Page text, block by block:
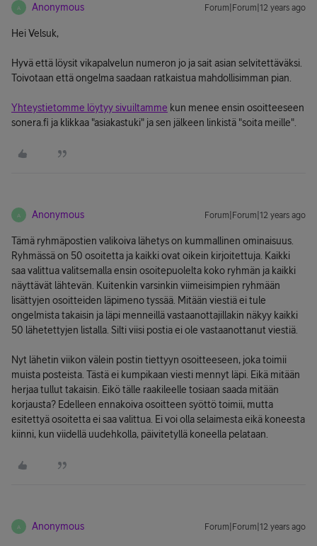
A Anonymous Forum|Forum|12 years ago
Hei Velsuk,
Hyvä että löysit vikapalvelun numeron jo ja sait asian selvitettäväksi.
Toivotaan että ongelma saadaan ratkaistua mahdollisimman pian.
Yhteystietomme löytyy sivuiltamme kun menee ensin osoitteeseen
sonera.fi ja klikkaa "asiakastuki" ja sen jälkeen linkistä "soita meille".
A Anonymous Forum|Forum|12 years ago
Tämä ryhmäpostien valikoiva lähetys on kummallinen ominaisuus.
Ryhmässä on 50 osoitetta ja kaikki ovat oikein kirjoitettuja. Kaikki
saa valittua valitsemalla ensin osoitepuolelta koko ryhmän ja kaikki
näyttävät lähtevän. Kuitenkin varsinkin viimeisimpien ryhmään
lisättyjen osoitteiden läpimeno tyssää. Mitään viestiä ei tule
ongelmista takaisin ja läpi menneillä vastaanottajillakin näkyy kaikki
50 lähetettyjen listalla. Silti viisi postia ei ole vastaanottanut viestiä.
Nyt lähetin viikon välein postin tiettyyn osoitteeseen, joka toimii
muista posteista. Tästä ei kumpikaan viesti mennyt läpi. Eikä mitään
herjaa tullut takaisin. Eikö tälle raakileelle tosiaan saada mitään
korjausta? Edelleen ennakoiva osoitteen syöttö toimii, mutta
esitettyä osoitetta ei saa valittua. Ei voi olla selaimesta eikä koneesta
kiinni, kun viidellä uudehkolla, päivitetyllä koneella pelataan.
A Anonymous Forum|Forum|12 years ago